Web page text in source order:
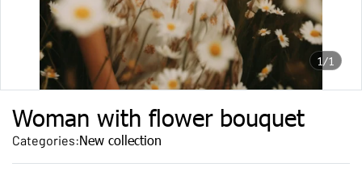
1/1
Woman with flower bouquet
Categories:New collection